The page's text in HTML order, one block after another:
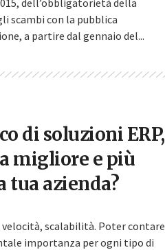
scambi con la pubblica
a partire dal gennaio del...
di soluzioni ERP,
migliore e più
tua azienda?
scalabilità. Poter contare
importanza per ogni tipo di